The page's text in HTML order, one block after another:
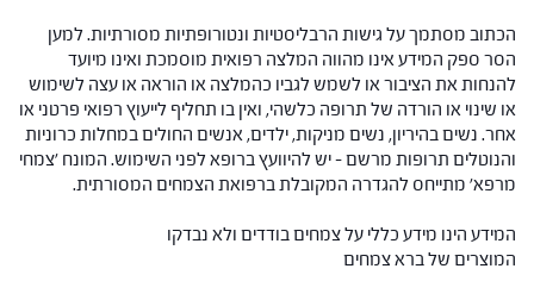
הכתוב מסתמך על גישות הרבליסטיות ונטורופתיות מסורתיות. למען
הסר ספק המידע אינו מהווה המלצה רפואית מוסמכת ואינו מיועד
להנחות את הציבור או לשמש לגביו כהמלצה או הוראה או עצה לשימוש
או שינוי או הורדה של תרופה כלשהי, ואין בו תחליף לייעוץ רפואי פרטני או
אחר. נשים בהיריון, נשים מניקות, ילדים, אנשים החולים במחלות כרוניות
והנוטלים תרופות מרשם – יש להיוועץ ברופא לפני השימוש. המונח 'צמחי
מרפא' מתייחס להגדרה המקובלת ברפואת הצמחים המסורתית.
המידע הינו מידע כללי על צמחים בודדים ולא נבדקו
המוצרים של ברא צמחים